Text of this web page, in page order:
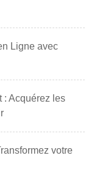
Ligne avec
: Acquérez les
votre